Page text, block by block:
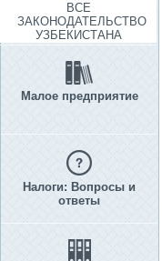
ВСЕ
ЗАКОНОДАТЕЛЬСТВО
УЗБЕКИСТАНА
Малое предприятие
Налоги: Вопросы и
ответы